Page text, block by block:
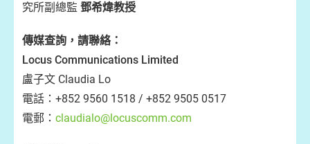
究所副總監 鄧希煒教授
傳媒查詢，請聯絡：
Locus Communications Limited
盧子文 Claudia Lo
電話：+852 9560 1518 / +852 9505 0517
電郵： claudialo@locuscomm.com